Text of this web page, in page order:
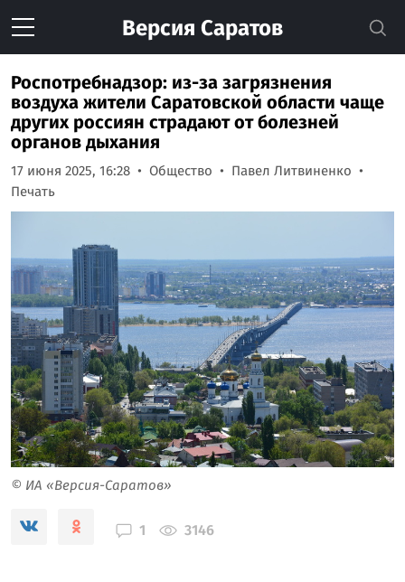
Версия Саратов
Роспотребнадзор: из-за загрязнения
воздуха жители Саратовской области чаще
других россиян страдают от болезней
органов дыхания
17 июня 2025, 16:28 Общество
Павел Литвиненко
Печать
© ИА «Версия-Саратов»
1 3146